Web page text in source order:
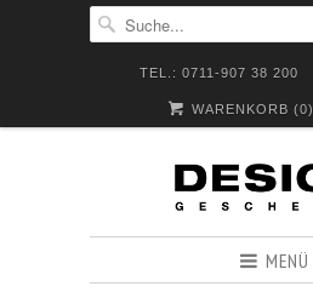
TEL.: 0711-907 38 200
WARENKORB (0)
MENÜ